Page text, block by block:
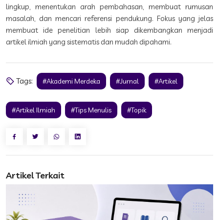
lingkup, menentukan arah pembahasan, membuat rumusan
masalah, dan mencari referensi pendukung. Fokus yang jelas
membuat ide penelitian lebih siap dikembangkan menjadi
artikel ilmiah yang sistematis dan mudah dipahami.
Tags: #Akademi Merdeka #Jurnal #Artikel
#Artikel Ilmiah #Tips Menulis #Topik
Artikel Terkait